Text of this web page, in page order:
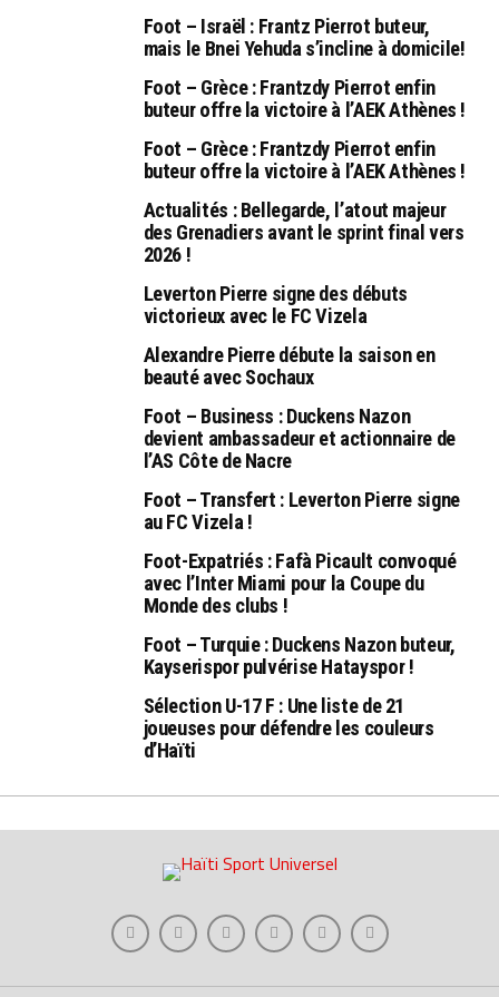
Foot – Israël : Frantz Pierrot buteur,
mais le Bnei Yehuda s’incline à domicile!
Foot – Grèce : Frantzdy Pierrot enfin
buteur offre la victoire à l’AEK Athènes !
Foot – Grèce : Frantzdy Pierrot enfin
buteur offre la victoire à l’AEK Athènes !
Actualités : Bellegarde, l’atout majeur
des Grenadiers avant le sprint final vers
2026 !
Leverton Pierre signe des débuts
victorieux avec le FC Vizela
Alexandre Pierre débute la saison en
beauté avec Sochaux
Foot – Business : Duckens Nazon
devient ambassadeur et actionnaire de
l’AS Côte de Nacre
Foot – Transfert : Leverton Pierre signe
au FC Vizela !
Foot-Expatriés : Fafà Picault convoqué
avec l’Inter Miami pour la Coupe du
Monde des clubs !
Foot – Turquie : Duckens Nazon buteur,
Kayserispor pulvérise Hatayspor !
Sélection U-17 F : Une liste de 21
joueuses pour défendre les couleurs
d’Haïti